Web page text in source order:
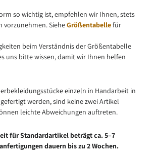
so wichtig ist, empfehlen wir Ihnen, stets
vorzunehmen. SieheGrößentabellefür
beim Verständnis der Größentabelle
uns bitte wissen, damit wir Ihnen helfen
einzeln in Handarbeit in
werden, sind keine zwei Artikel
leichte Abweichungen auftreten.
für Standardartikel beträgt ca. 5–7
dauern bis zu 2 Wochen.